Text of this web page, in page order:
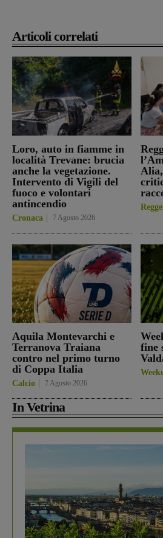
Articoli correlati
Loro, auto in fiamme in
località Trevane: brucia
anche la vegetazione.
Intervento di Vigili del
fuoco e volontari
antincendio
Cronaca 7 Agosto 2026
Aquila Montevarchi e
Terranova Traiana
contro nel primo turno
di Coppa Italia
Calcio 7 Agosto 2026
fine
In Vetrina